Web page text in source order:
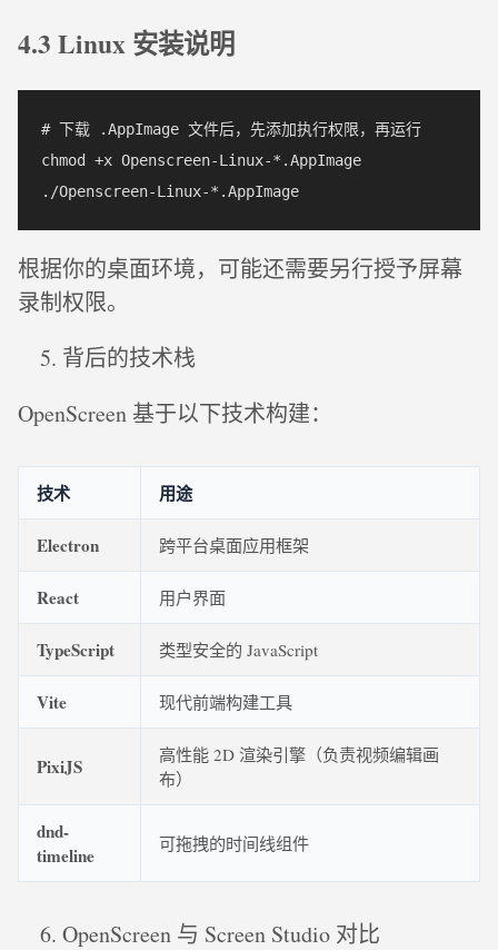
4.3 Linux 安装说明
# 下载 .AppImage 文件后，先添加执行权限，再运行
chmod +x Openscreen-Linux-*.AppImage
根据你的桌面环境，可能还需要另行授予屏幕
录制权限。
背后的技术栈
OpenScreen 基于以下技术构建：
技术 用途
Electron 跨平台桌面应用框架
React 用户界面
TypeScript 类型安全的 JavaScript
Vite 现代前端构建工具
PixiJS
高性能 2D 渲染引擎（负责视频编辑画
布）
dnd-
timeline
可拖拽的时间线组件
OpenScreen 与 Screen Studio 对比